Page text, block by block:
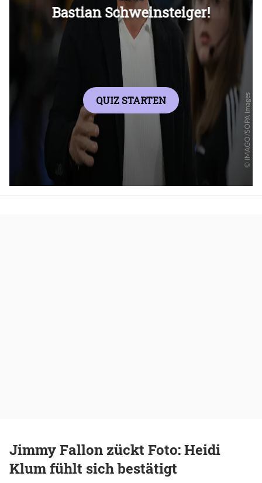
Jimmy Fallon zückt Foto: Heidi
Klum fühlt sich bestätigt